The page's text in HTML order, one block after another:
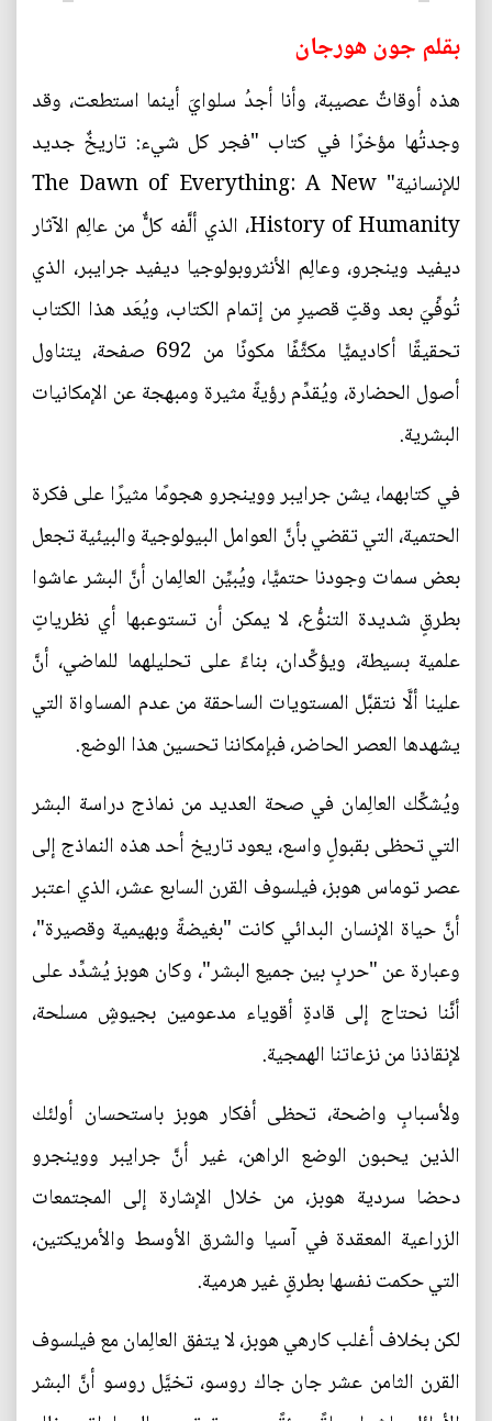
بقلم جون هورجان
هذه أوقاتٌ عصيبة، وأنا أجدُ سلوايَ أينما استطعت، وقد
وجدتُها مؤخرًا في كتاب "فجر كل شيء: تاريخٌ جديد
للإنسانية" The Dawn of Everything: A New
History of Humanity، الذي ألَّفه كلٌّ من عالِم الآثار
ديفيد وينجرو، وعالِم الأنثروبولوجيا ديفيد جرايبر، الذي
تُوفِّيَ بعد وقتٍ قصيرٍ من إتمام الكتاب، ويُعَد هذا الكتاب
تحقيقًا أكاديميًّا مكثَّفًا مكونًا من 692 صفحة، يتناول
أصول الحضارة، ويُقدِّم رؤيةً مثيرة ومبهجة عن الإمكانيات
البشرية.
في كتابهما، يشن جرايبر ووينجرو هجومًا مثيرًا على فكرة
الحتمية، التي تقضي بأنَّ العوامل البيولوجية والبيئية تجعل
بعض سمات وجودنا حتميًّا، ويُبيِّن العالِمان أنَّ البشر عاشوا
بطرقٍ شديدة التنوُّع، لا يمكن أن تستوعبها أي نظرياتٍ
علمية بسيطة، ويؤكِّدان، بناءً على تحليلهما للماضي، أنَّ
علينا ألَّا نتقبَّل المستويات الساحقة من عدم المساواة التي
يشهدها العصر الحاضر، فبإمكاننا تحسين هذا الوضع.
ويُشكِّك العالِمان في صحة العديد من نماذج دراسة البشر
التي تحظى بقبولٍ واسع، يعود تاريخ أحد هذه النماذج إلى
عصر توماس هوبز، فيلسوف القرن السابع عشر، الذي اعتبر
أنَّ حياة الإنسان البدائي كانت "بغيضةً وبهيمية وقصيرة"،
وعبارة عن "حربٍ بين جميع البشر"، وكان هوبز يُشدِّد على
أنَّنا نحتاج إلى قادةٍ أقوياء مدعومين بجيوشٍ مسلحة،
لإنقاذنا من نزعاتنا الهمجية.
ولأسبابٍ واضحة، تحظى أفكار هوبز باستحسان أولئك
الذين يحبون الوضع الراهن، غير أنَّ جرايبر ووينجرو
دحضا سردية هوبز، من خلال الإشارة إلى المجتمعات
الزراعية المعقدة في آسيا والشرق الأوسط والأمريكتين،
التي حكمت نفسها بطرقٍ غير هرمية.
لكن بخلاف أغلب كارهي هوبز، لا يتفق العالِمان مع فيلسوف
القرن الثامن عشر جان جاك روسو، تخيَّل روسو أنَّ البشر